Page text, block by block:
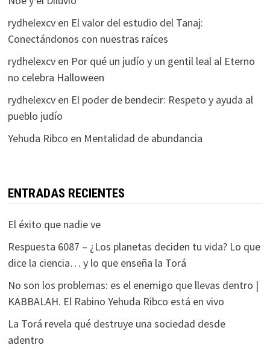
rydhelexcven El valor del estudio del Tanaj:
Conectándonos con nuestras raíces
rydhelexcven Por qué un judío y un gentil leal al Eterno
no celebra Halloween
rydhelexcven El poder de bendecir: Respeto y ayuda al
pueblo judío
Yehuda Ribco en Mentalidad de abundancia
ENTRADAS RECIENTES
El éxito que nadie ve
Respuesta 6087 – ¿Los planetas deciden tu vida? Lo que
dice la ciencia… y lo que enseña la Torá
No son los problemas: es el enemigo que llevas dentro |
KABBALAH. El Rabino Yehuda Ribco está en vivo
La Torá revela qué destruye una sociedad desde
adentro